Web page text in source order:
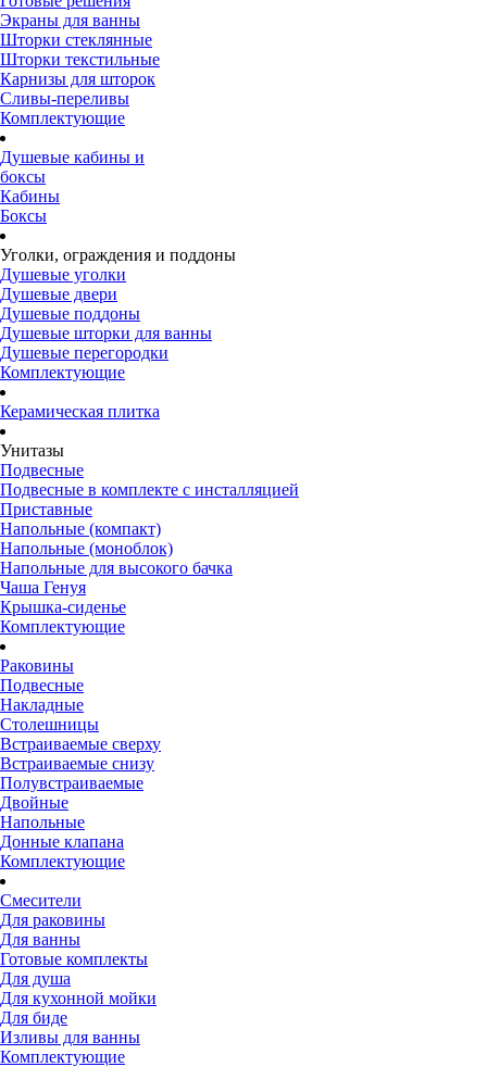
Экраны для ванны
Шторки стеклянные
Шторки текстильные
Карнизы для шторок
Сливы-переливы
Комплектующие
Душевые кабины и
боксы
Кабины
Боксы
Уголки, ограждения и поддоны
Душевые уголки
Душевые двери
Душевые поддоны
Душевые шторки для ванны
Душевые перегородки
Комплектующие
Керамическая плитка
Унитазы
Подвесные
Подвесные в комплекте с инсталляцией
Приставные
Напольные (компакт)
Напольные (моноблок)
Напольные для высокого бачка
Чаша Генуя
Крышка-сиденье
Комплектующие
Раковины
Подвесные
Накладные
Столешницы
Встраиваемые сверху
Встраиваемые снизу
Полувстраиваемые
Двойные
Напольные
Донные клапана
Комплектующие
Смесители
Для раковины
Для ванны
Готовые комплекты
Для душа
Для кухонной мойки
Для биде
Изливы для ванны
Комплектующие